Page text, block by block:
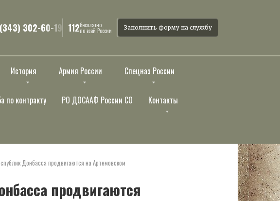
302-60-19 112бесплатно
по всей России Заполнить форму на службу
История Армия России Спецназ России
по контракту РО ДОСААФ России СО Контакты
Донбасса продвигаются на Артемовском
продвигаются